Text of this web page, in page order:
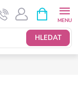
HLEDAT
NÁKUPNÍ
KOŠÍK